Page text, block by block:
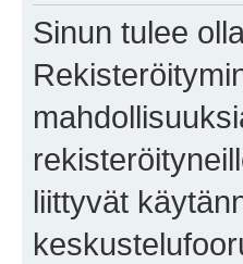
Sinun tulee
liittyvät